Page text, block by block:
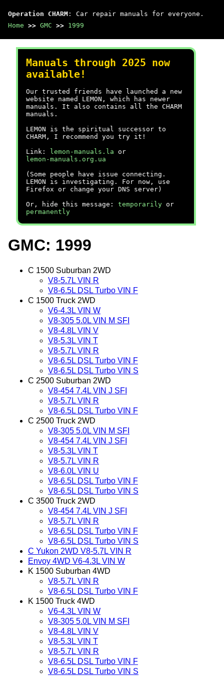
Operation CHARM : Car repair manuals for everyone.
Home >> GMC >> 1999
Manuals through 2025 now
available!
Our trusted friends have launched a new
website named LEMON, which has newer
manuals. It also contains all the CHARM
manuals.
LEMON is the spiritual successor to
CHARM, I recommend you try it!
Link:
lemon-manuals.la or
lemon-manuals.org.ua
(Some people have issue connecting.
LEMON is investigating. For now, use
Firefox or change your DNS server)
Or, hide this message: temporarily or
permanently
GMC: 1999
C 1500 Suburban 2WD
V8-5.7L VIN R
V8-6.5L DSL Turbo VIN F
C 1500 Truck 2WD
V6-4.3L VIN W
V8-305 5.0L VIN M SFI
V8-4.8L VIN V
V8-5.3L VIN T
V8-5.7L VIN R
V8-6.5L DSL Turbo VIN F
V8-6.5L DSL Turbo VIN S
C 2500 Suburban 2WD
V8-454 7.4L VIN J SFI
V8-5.7L VIN R
V8-6.5L DSL Turbo VIN F
C 2500 Truck 2WD
V8-305 5.0L VIN M SFI
V8-454 7.4L VIN J SFI
V8-5.3L VIN T
V8-5.7L VIN R
V8-6.0L VIN U
V8-6.5L DSL Turbo VIN F
V8-6.5L DSL Turbo VIN S
C 3500 Truck 2WD
V8-454 7.4L VIN J SFI
V8-5.7L VIN R
V8-6.5L DSL Turbo VIN F
V8-6.5L DSL Turbo VIN S
C Yukon 2WD V8-5.7L VIN R
Envoy 4WD V6-4.3L VIN W
K 1500 Suburban 4WD
V8-5.7L VIN R
V8-6.5L DSL Turbo VIN F
K 1500 Truck 4WD
V6-4.3L VIN W
V8-305 5.0L VIN M SFI
V8-4.8L VIN V
V8-5.3L VIN T
V8-5.7L VIN R
V8-6.5L DSL Turbo VIN F
V8-6.5L DSL Turbo VIN S